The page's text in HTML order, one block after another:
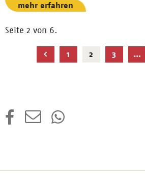
mehr erfahren
Seite 2 von 6.
1 2 Aktuelle
Seite
3 …